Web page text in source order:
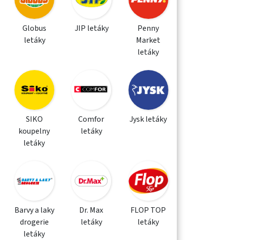
Globus
letáky
JIP letáky
Penny
Market
letáky
SIKO
koupelny
letáky
Comfor
letáky
Jysk letáky
Barvy a laky
drogerie
letáky
Dr. Max
letáky
FLOP TOP
letáky